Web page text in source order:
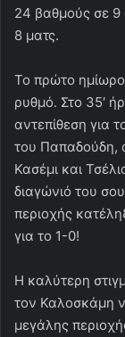
24 βαθμούς σε
8 ματς.
Το πρώτο
ρυθμό. Στο 35′
αντεπίθεση για
του Παπαδούδη,
Κασέμι και
διαγώνιό του
περιοχής
για το 1-0!
Η καλύτερη
τον Καλοσκάμη
μεγάλης